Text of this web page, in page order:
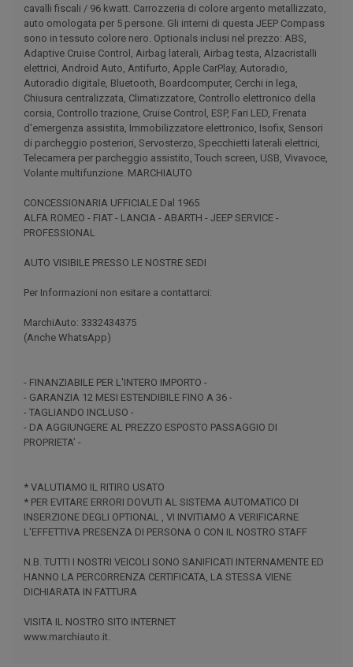
cavalli fiscali / 96 kwatt. Carrozzeria di colore argento metallizzato,
auto omologata per 5 persone. Gli interni di questa JEEP Compass
sono in tessuto colore nero. Optionals inclusi nel prezzo: ABS,
Adaptive Cruise Control, Airbag laterali, Airbag testa, Alzacristalli
elettrici, Android Auto, Antifurto, Apple CarPlay, Autoradio,
Autoradio digitale, Bluetooth, Boardcomputer, Cerchi in lega,
Chiusura centralizzata, Climatizzatore, Controllo elettronico della
corsia, Controllo trazione, Cruise Control, ESP, Fari LED, Frenata
d'emergenza assistita, Immobilizzatore elettronico, Isofix, Sensori
di parcheggio posteriori, Servosterzo, Specchietti laterali elettrici,
Telecamera per parcheggio assistito, Touch screen, USB, Vivavoce,
Volante multifunzione. MARCHIAUTO
CONCESSIONARIA UFFICIALE Dal 1965
ALFA ROMEO - FIAT - LANCIA - ABARTH - JEEP SERVICE -
PROFESSIONAL
AUTO VISIBILE PRESSO LE NOSTRE SEDI
Per Informazioni non esitare a contattarci:
MarchiAuto: 3332434375
(Anche WhatsApp)
- FINANZIABILE PER L'INTERO IMPORTO -
- GARANZIA 12 MESI ESTENDIBILE FINO A 36 -
- TAGLIANDO INCLUSO -
- DA AGGIUNGERE AL PREZZO ESPOSTO PASSAGGIO DI
PROPRIETA’ -
* VALUTIAMO IL RITIRO USATO
* PER EVITARE ERRORI DOVUTI AL SISTEMA AUTOMATICO DI
INSERZIONE DEGLI OPTIONAL , VI INVITIAMO A VERIFICARNE
L'EFFETTIVA PRESENZA DI PERSONA O CON IL NOSTRO STAFF
N.B. TUTTI I NOSTRI VEICOLI SONO SANIFICATI INTERNAMENTE ED
HANNO LA PERCORRENZA CERTIFICATA, LA STESSA VIENE
DICHIARATA IN FATTURA
VISITA IL NOSTRO SITO INTERNET
www.marchiauto.it.